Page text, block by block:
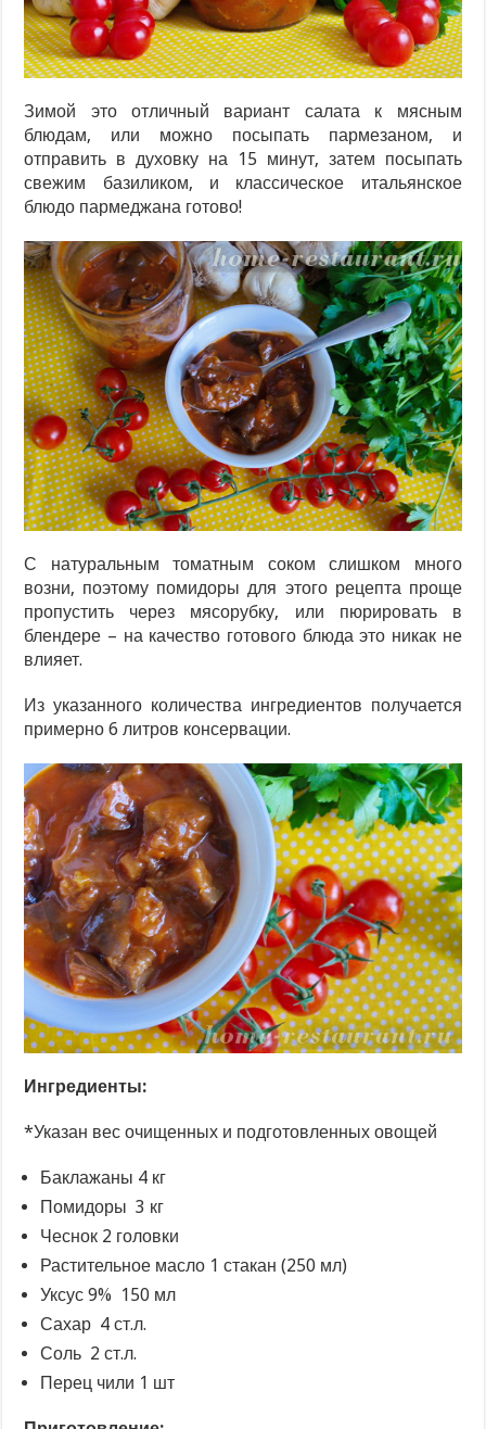
Зимой это отличный вариант салата к мясным
блюдам, или можно посыпать пармезаном, и
отправить в духовку на 15 минут, затем посыпать
свежим базиликом, и классическое итальянское
блюдо пармеджана готово!
С натуральным томатным соком слишком много
возни, поэтому помидоры для этого рецепта проще
пропустить через мясорубку, или пюрировать в
блендере – на качество готового блюда это никак не
влияет.
Из указанного количества ингредиентов получается
примерно 6 литров консервации.
Ингредиенты:
*Указан вес очищенных и подготовленных овощей
Баклажаны 4 кг
Помидоры 3 кг
Чеснок 2 головки
Растительное масло 1 стакан (250 мл)
Уксус 9% 150 мл
Сахар 4 ст.л.
Соль 2 ст.л.
Перец чили 1 шт